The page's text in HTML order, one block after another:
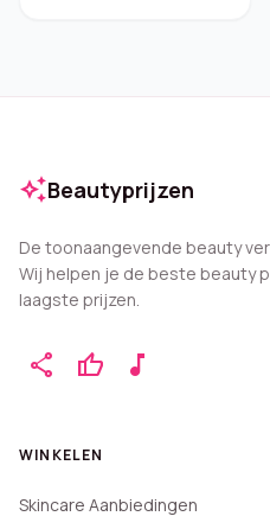
auto_awesomeBeautyprijzen
De toonaangevende beauty
Wij helpen je de beste beauty
laagste prijzen.
share thumb_up music_note
WINKELEN
Skincare Aanbiedingen